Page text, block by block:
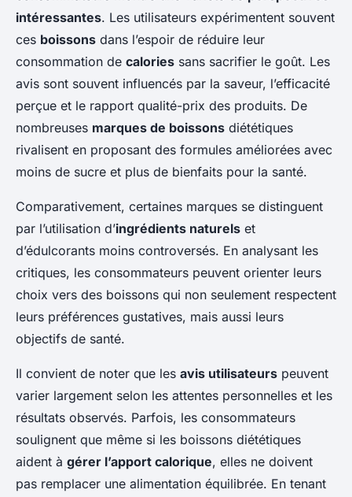
intéressantes. Les utilisateurs expérimentent souvent
ces boissons dans l’espoir de réduire leur
consommation de calories sans sacrifier le goût. Les
avis sont souvent influencés par la saveur, l’efficacité
perçue et le rapport qualité-prix des produits. De
nombreuses marques de boissons diététiques
rivalisent en proposant des formules améliorées avec
moins de sucre et plus de bienfaits pour la santé.
Comparativement, certaines marques se distinguent
par l’utilisation d’ingrédients naturels et
d’édulcorants moins controversés. En analysant les
critiques, les consommateurs peuvent orienter leurs
choix vers des boissons qui non seulement respectent
leurs préférences gustatives, mais aussi leurs
objectifs de santé.
Il convient de noter que les avis utilisateurs peuvent
varier largement selon les attentes personnelles et les
résultats observés. Parfois, les consommateurs
soulignent que même si les boissons diététiques
aident à gérer l’apport calorique, elles ne doivent
pas remplacer une alimentation équilibrée. En tenant